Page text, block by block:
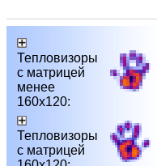
Тепловизоры
с матрицей
менее
160х120:
Тепловизоры
с матрицей